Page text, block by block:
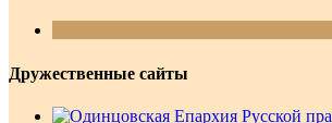
Дружественные сайты